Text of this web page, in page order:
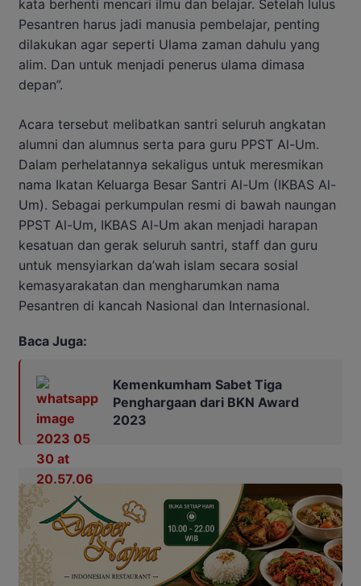
kata berhenti mencari ilmu dan belajar. Setelah lulus
Pesantren harus jadi manusia pembelajar, penting
dilakukan agar seperti Ulama zaman dahulu yang
alim. Dan untuk menjadi penerus ulama dimasa
depan”.
Acara tersebut melibatkan santri seluruh angkatan
alumni dan alumnus serta para guru PPST Al-Um.
Dalam perhelatannya sekaligus untuk meresmikan
nama Ikatan Keluarga Besar Santri Al-Um (IKBAS Al-
Um). Sebagai perkumpulan resmi di bawah naungan
PPST Al-Um, IKBAS Al-Um akan menjadi harapan
kesatuan dan gerak seluruh santri, staff dan guru
untuk mensyiarkan da’wah islam secara sosial
kemasyarakatan dan mengharumkan nama
Pesantren di kancah Nasional dan Internasional.
Baca Juga:
Kemenkumham Sabet Tiga
Penghargaan dari BKN Award
2023